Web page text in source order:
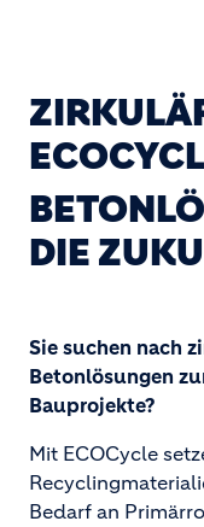
DIE
Sie suchen nach
Betonlösungen
Bauprojekte?
Mit ECOCycle
Bedarf an